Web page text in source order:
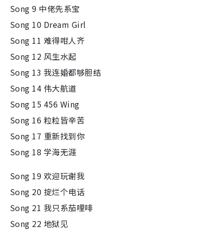
Song 9 中佬先系宝
Song 10 Dream Girl
Song 11 难得咁人齐
Song 12 风生水起
Song 13 我连婚都够胆结
Song 14 伟大航道
Song 15 456 Wing
Song 16 粒粒皆辛苦
Song 17 重新找到你
Song 18 学海无涯
Song 19 欢迎玩谢我
Song 20 掟烂个电话
Song 21 我只系茄哩啡
Song 22 地狱见